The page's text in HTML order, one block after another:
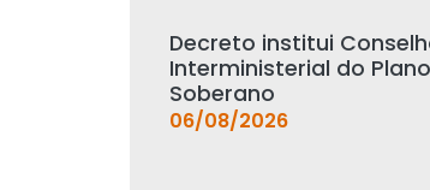
Decreto institui
Interministerial do
Soberano
06/08/2026